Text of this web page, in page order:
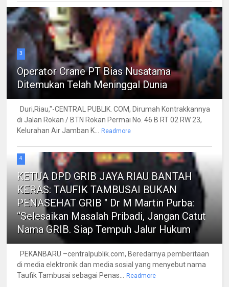
3
Operator Crane PT Bias Nusatama
Ditemukan Telah Meninggal Dunia
Duri,Riau,"-CENTRAL PUBLIK. COM, Dirumah Kontrakkannya
di Jalan Rokan / BTN Rokan Permai No. 46 B RT 02 RW 23,
Kelurahan Air Jamban K... Readmore
4
KETUA DPD GRIB JAYA RIAU BANTAH
KERAS: TAUFIK TAMBUSAI BUKAN
PENASEHAT GRIB " Dr M Martin Purba:
“Selesaikan Masalah Pribadi, Jangan Catut
Nama GRIB. Siap Tempuh Jalur Hukum
PEKANBARU –centralpublik.com, Beredarnya pemberitaan
di media elektronik dan media sosial yang menyebut nama
Taufik Tambusai sebagai Penas... Readmore